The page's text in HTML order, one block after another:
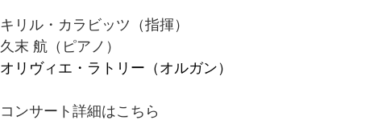
キリル・カラビッツ（指揮）
久末 航（ピアノ）
オリヴィエ・ラトリー（オルガン）
コンサート詳細はこちら